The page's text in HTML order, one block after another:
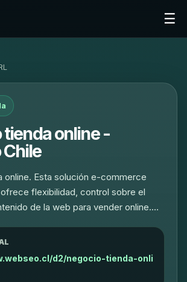
☰
tienda online -
online. Esta solución e-commerce
flexibilidad, control sobre el
de la web para vender online.…
d2/negocio-tienda-onli